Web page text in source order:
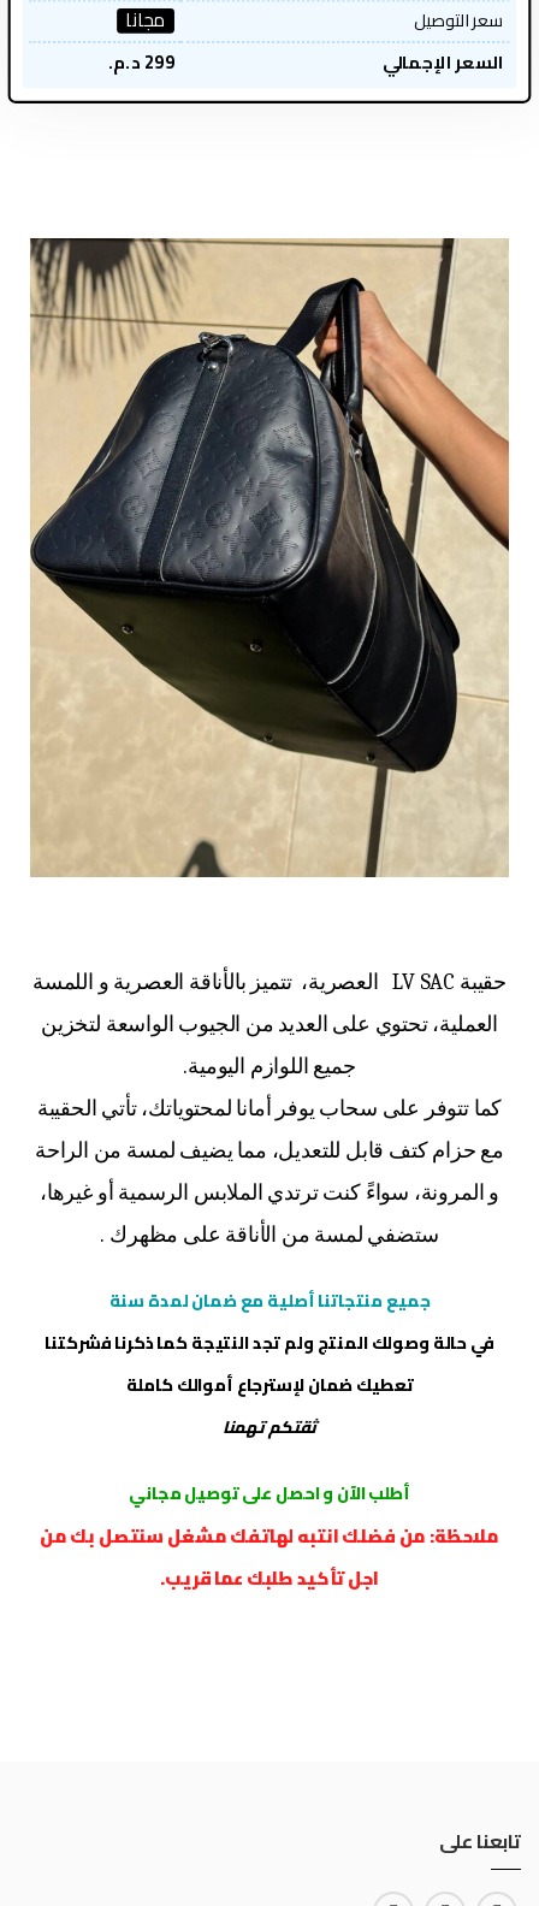
سعر التوصيل
مجانا
السعر الإجمالي 299د.م.
حقيبة LV SAC العصرية، تتميز بالأناقة العصرية و اللمسة
العملية، تحتوي على العديد من الجيوب الواسعة لتخزين
جميع اللوازم اليومية.
كما تتوفر على سحاب يوفر أمانا لمحتوياتك، تأتي الحقيبة
مع حزام كتف قابل للتعديل، مما يضيف لمسة من الراحة
و المرونة، سواءً كنت ترتدي الملابس الرسمية أو غيرها،
ستضفي لمسة من الأناقة على مظهرك .
جميع منتجاتنا أصلية مع ضمان لمدة سنة
في حالة وصولك المنتج ولم تجد النتيجة كما ذكرنا فشركتنا
تعطيك ضمان لإسترجاع أموالك كاملة
ثقتكم تهمنا
أطلب الآن و احصل على توصيل مجاني
ملاحظة: من فضلك انتبه لهاتفك مشغل سنتصل بك من
اجل تأكيد طلبك عما قريب.
تابعنا على